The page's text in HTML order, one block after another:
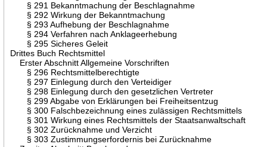
§ 291 Bekanntmachung der Beschlagnahme
§ 292 Wirkung der Bekanntmachung
§ 293 Aufhebung der Beschlagnahme
§ 294 Verfahren nach Anklageerhebung
§ 295 Sicheres Geleit
Drittes Buch Rechtsmittel
Erster Abschnitt Allgemeine Vorschriften
§ 296 Rechtsmittelberechtigte
§ 297 Einlegung durch den Verteidiger
§ 298 Einlegung durch den gesetzlichen Vertreter
§ 299 Abgabe von Erklärungen bei Freiheitsentzug
§ 300 Falschbezeichnung eines zulässigen Rechtsmittels
§ 301 Wirkung eines Rechtsmittels der Staatsanwaltschaft
§ 302 Zurücknahme und Verzicht
§ 303 Zustimmungserfordernis bei Zurücknahme